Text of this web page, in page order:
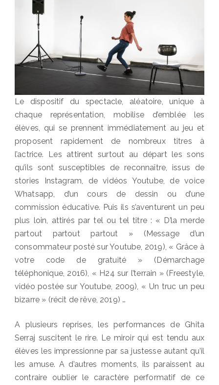
Le dispositif du spectacle, aléatoire, unique à
chaque représentation, mobilise d’emblée les
élèves, qui se prennent immédiatement au jeu et
proposent rapidement de nombreux titres à
l’actrice. Les attirent surtout au départ les sons
qu’ils sont susceptibles de reconnaître, issus de
stories Instagram, de vidéos Youtube, de voice
Whatsapp, d’un cours de dessin ou d’une
commission éducative. Puis ils s’aventurent un peu
plus loin, attirés par tel ou tel titre : « D’la merde
partout partout partout » (Message d’un
consommateur posté sur Youtube, 2019), « Grâce à
votre code de gratuité » (Démarchage
téléphonique, 2016), « H24 sur l’terrain » (Freestyle,
vidéo postée sur Youtube, 2009), « Un truc un peu
bizarre » (récit de rêve, 2019) …
A plusieurs reprises, les performances de Ghita
Serraj suscitent le rire. Le miroir qui est tendu aux
élèves les impressionne par sa justesse autant qu’il
les amuse. A d’autres moments, ils paraissent au
contraire oublier le caractère performatif de ce